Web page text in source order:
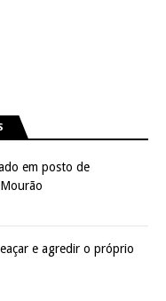
em posto de
e agredir o próprio